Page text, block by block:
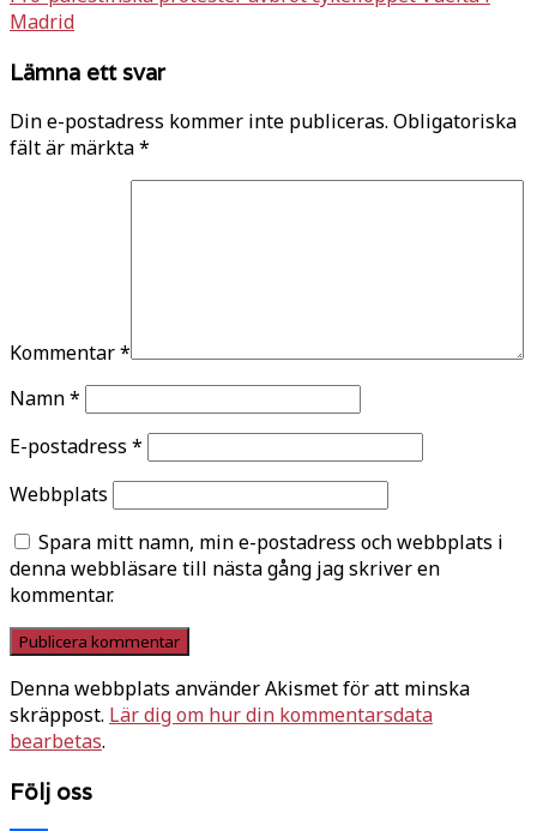
Madrid
Lämna ett svar
Din e-postadress kommer inte publiceras. Obligatoriska
fält är märkta*
Kommentar*
Namn*
E-postadress *
Webbplats
Spara mitt namn, min e-postadress och webbplats i
denna webbläsare till nästa gång jag skriver en
kommentar.
Denna webbplats använder Akismet för att minska
skräppost. Lär dig om hur din kommentarsdata
bearbetas.
Följ oss